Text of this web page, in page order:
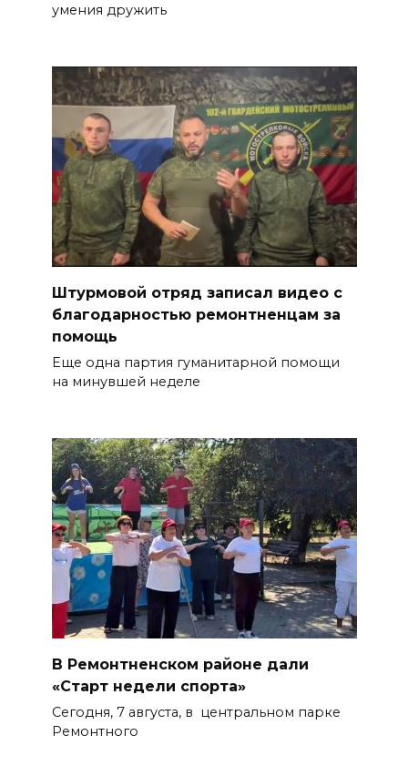
умения дружить
Штурмовой отряд записал видео с
благодарностью ремонтненцам за
помощь
Еще одна партия гуманитарной помощи
на минувшей неделе
В Ремонтненском районе дали
«Старт недели спорта»
Сегодня, 7 августа, в центральном парке
Ремонтного